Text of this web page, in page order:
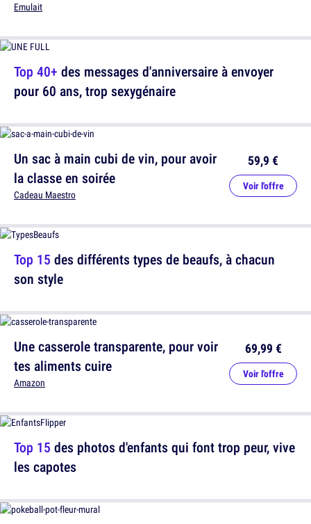
Top 40+ des messages d'anniversaire à envoyer
pour 60 ans, trop sexygénaire
Top 15 des différents types de beaufs, à chacun
son style
Top 15 des photos d'enfants qui font trop peur, vive
les capotes
Emulait
Un sac à main cubi de vin, pour avoir
la classe en soirée
Cadeau Maestro
59,9 €
Voir l'offre
Une casserole transparente, pour voir
tes aliments cuire
Amazon
69,99 €
Voir l'offre